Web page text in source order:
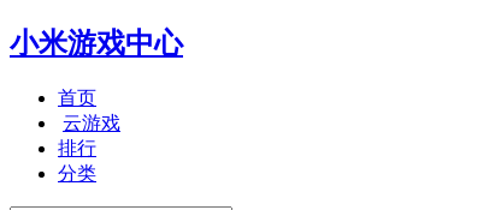
小米游戏中心
首页
云游戏
排行
分类